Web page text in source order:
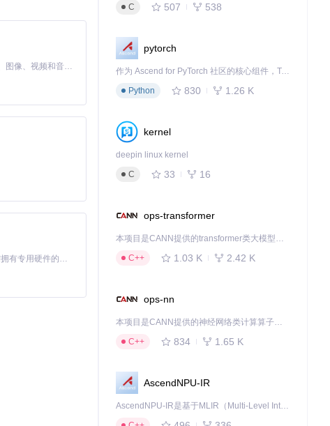
MiniMax H3 是一个通用的全模态生成系统。它支持对由文本、图像、视频和音频组成的多模态上下文进行统一理解，并能生成分辨率高达 2K、时长可达 15 秒的带原生立体声音频的视频。得益于面向任务泛化的系统设计，H3 在预训练阶段就已具备广泛的多模态上下文理解与生成能力，能够出色地执行复杂的多模态指令。
基于Python的Xiaozhi AI，适用于想要完整Xiaozhi体验而无需拥有专用硬件的用户。
C
507 538
pytorch
作为 Ascend for PyTorch 社区的核心组件，TorchNPU 是昇腾专为 PyTorch 打造的深度学习适配插件，使 PyTorch 框架能够直接调用昇腾 NPU，为开发者提供昇腾 AI 处理器的超强算力。
Python
830 1.26 K
kernel
deepin linux kernel
C
33 16
ops-transformer
本项目是CANN提供的transformer类大模型算子库，实现网络在NPU上加速计算。
C++
1.03 K 2.42 K
ops-nn
本项目是CANN提供的神经网络类计算算子库，实现网络在NPU上加速计算。
C++
834 1.65 K
AscendNPU-IR
AscendNPU-IR是基于MLIR（Multi-Level Intermediate Representation）构建的，面向昇腾亲和算子编译时使用的中间表示，提供昇腾完备表达能力，通过编译优化提升昇腾AI处理器计算效率，支持通过生态框架使能昇腾AI处理器与深度调优